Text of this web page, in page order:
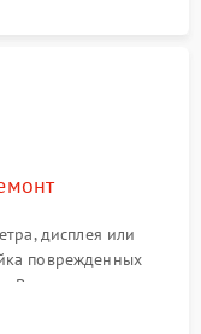
дисплея или
поврежденных
Восстановление
элементов